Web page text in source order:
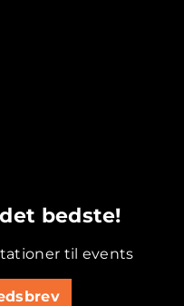
bedste!
til events